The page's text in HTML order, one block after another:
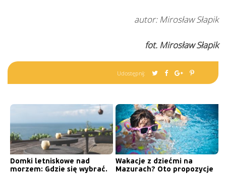
autor: Mirosław Słapik
fot. Mirosław Słapik
Udostępnij:
Domki letniskowe nad
morzem: Gdzie się wybrać.
Wakacje z dziećmi na
Mazurach? Oto propozycje